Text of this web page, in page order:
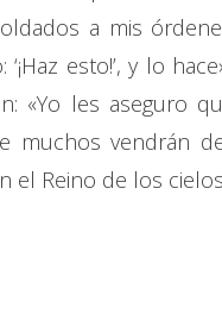
a mis
‘¡Haz esto!’, y lo
«Yo les aseguro
muchos vendrán
el Reino de los